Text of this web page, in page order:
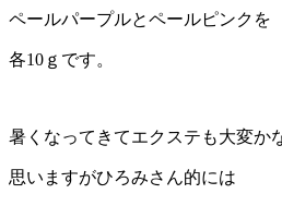
ペールパープルとペールピンクを
各10ｇです。
暑くなってきてエクステも大変か
思いますがひろみさん的には